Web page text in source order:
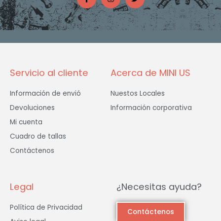
c
e
b
o
o
s
t
a
g
r
i
t
t
e
Servicio al cliente
Información de envió
Devoluciones
Mi cuenta
Cuadro de tallas
Contáctenos
Acerca de MINI US
Nuestos Locales
Información corporativa
Legal
Política de Privacidad
¿Necesitas ayuda?
Contáctenos